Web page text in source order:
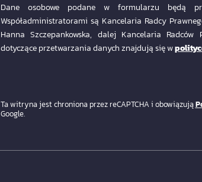
Dane osobowe podane w formularzu będą
Współadministratorami są Kancelaria Radcy
Hanna Szczepankowska, dalej Kancelaria Radców
dotyczące przetwarzania danych znajdują się w
Ta witryna jest chroniona przez reCAPTCHA i obowiązują
Google.